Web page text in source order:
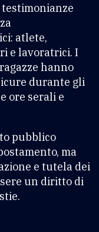
atlete,
e lavoratrici. I
hanno
durante gli
ore serali e
pubblico
ma
e tutela dei
un diritto di